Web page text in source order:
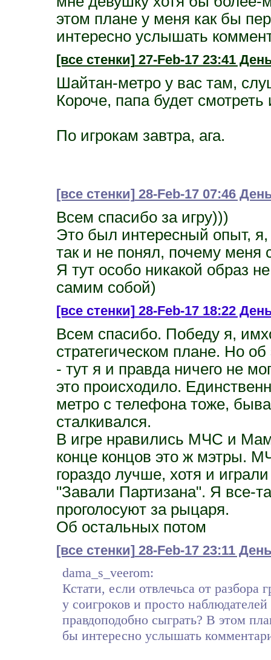
этом плане у меня как бы
интересно услышать
[все стенки]27-Feb-17 23:41
Шайтан-метро у вас там,
Короче, папа будет
По игрокам завтра, ага.
[все стенки] 28-Feb-17 07:46
Всем спасибо за игру)))
Это был интересный опыт,
так и не понял, почему меня
Я тут особо никакой образ
самим собой)
[все стенки]28-Feb-17 18:22
Всем спасибо. Победу я,
стратегическом плане. Но
- тут я и правда ничего не
это происходило.
метро с телефона тоже,
сталкивался.
В игре нравились МЧС и
конце концов это ж мэтры.
гораздо лучше, хотя и
"Завали Партизана". Я все-
проголосуют за рыцаря.
Об остальных потом
[все стенки] 28-Feb-17 23:11
dama_s_veerom:
Кстати, если отвлечьса от разбора
у соигроков и просто
правдоподобно сыграть? В этом
бы интересно услышать